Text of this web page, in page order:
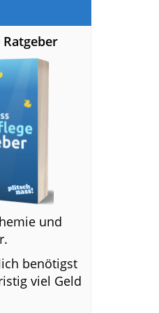
und
benötigst
viel Geld